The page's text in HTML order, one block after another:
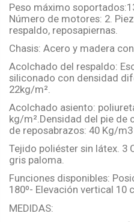
Peso máximo
Número de motores: 2.
respaldo, reposapiernas.
Chasis: Acero y madera
Acolchado del respaldo:
siliconado con densidad
22kg/m².
Acolchado asiento:
kg/m².Densidad del pie de
de reposabrazos: 40 Kg/m3
Tejido poliéster sin látex. 3
gris paloma.
Funciones disponibles:
180º- Elevación vertical 10
MEDIDAS: